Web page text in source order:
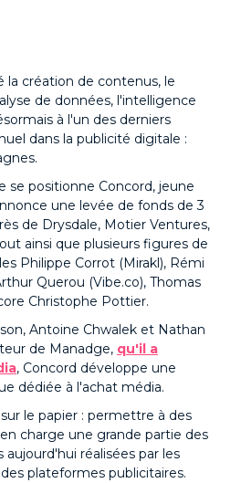
la création de contenus, le
de données, l'intelligence
à l'un des derniers
dans la publicité digitale :
se positionne Concord, jeune
une levée de fonds de 3
de Drysdale, Motier Ventures,
ainsi que plusieurs figures de
Philippe Corrot (Mirakl), Rémi
Querou (Vibe.co), Thomas
Christophe Pottier.
Antoine Chwalek et Nathan
de Manadge, qu'il a
, Concord développe une
dédiée à l'achat média.
le papier : permettre à des
charge une grande partie des
réalisées par les
plateformes publicitaires.